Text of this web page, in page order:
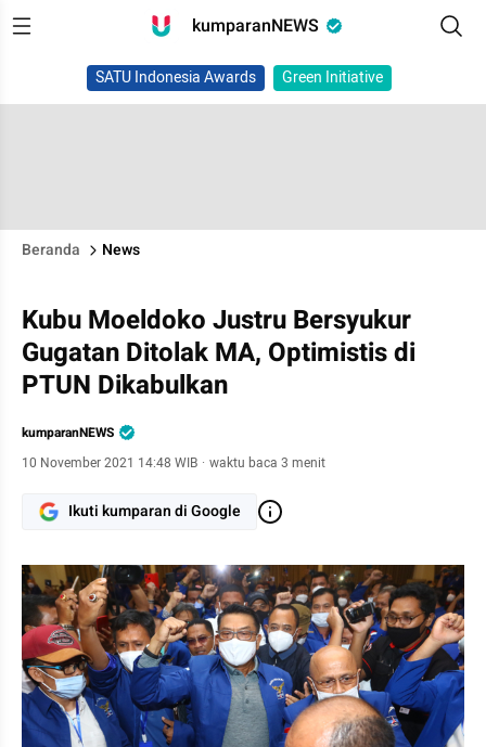
kumparanNEWS
SATU Indonesia Awards Green Initiative
Beranda News
Kubu Moeldoko Justru Bersyukur
Gugatan Ditolak MA, Optimistis di
PTUN Dikabulkan
kumparanNEWS
10 November 2021 14:48 WIB · waktu baca 3 menit
Ikuti kumparan di Google